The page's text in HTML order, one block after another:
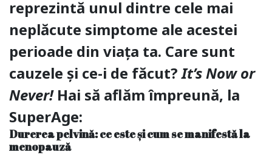
reprezintă unul dintre cele mai
neplăcute simptome ale acestei
perioade din viața ta. Care sunt
cauzele și ce-i de făcut?It’s Now or
Never!Hai să aflăm împreună, la
SuperAge:
Durerea pelvină: ce este și cum se manifestă la
menopauză